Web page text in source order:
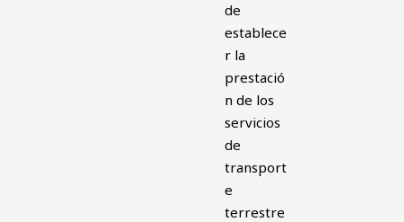
de
establece
r la
prestació
n de los
servicios
de
transport
e
terrestre